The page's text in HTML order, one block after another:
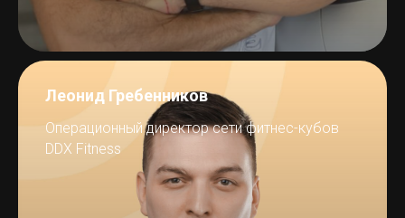
Леонид Гребенников
Операционный директор сети фитнес-кубов
DDX Fitness